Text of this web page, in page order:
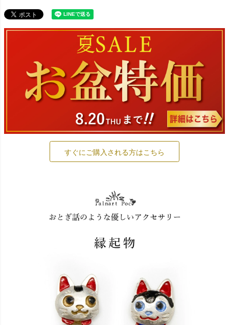
すぐにご購入される方はこちら